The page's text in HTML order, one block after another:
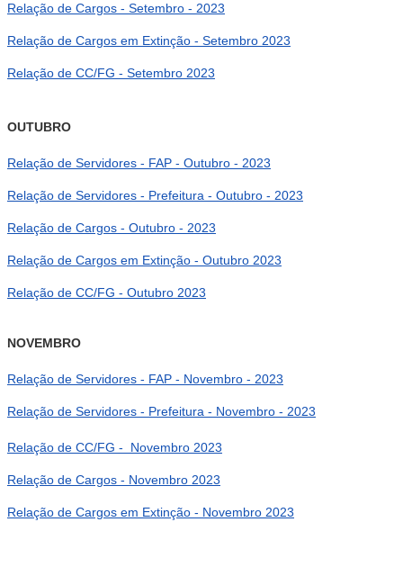
Relação de Cargos - Setembro - 2023
Relação de Cargos em Extinção - Setembro 2023
Relação de CC/FG - Setembro 2023
OUTUBRO
Relação de Servidores - FAP - Outubro - 2023
Relação de Servidores - Prefeitura - Outubro - 2023
Relação de Cargos - Outubro - 2023
Relação de Cargos em Extinção - Outubro 2023
Relação de CC/FG - Outubro 2023
NOVEMBRO
Relação de Servidores - FAP - Novembro - 2023
Relação de Servidores - Prefeitura - Novembro - 2023
Relação de CC/FG - Novembro 2023
Relação de Cargos - Novembro 2023
Relação de Cargos em Extinção - Novembro 2023